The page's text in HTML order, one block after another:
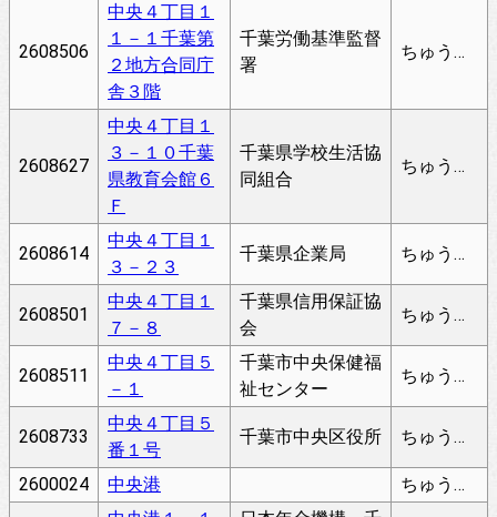
2608506
中央４丁目１
１－１千葉第
２地方合同庁
舎３階
千葉労働基準監督
署
ちゅうおう
2608627
中央４丁目１
３－１０千葉
県教育会館６
Ｆ
千葉県学校生活協
同組合
ちゅうおう
2608614
中央４丁目１
３－２３
千葉県企業局 ちゅうおう
2608501
中央４丁目１
７－８
千葉県信用保証協
会
ちゅうおう
2608511
中央４丁目５
－１
千葉市中央保健福
祉センター
ちゅうおう
2608733
中央４丁目５
番１号
千葉市中央区役所 ちゅうおう
2600024 中央港 ちゅうおうこう